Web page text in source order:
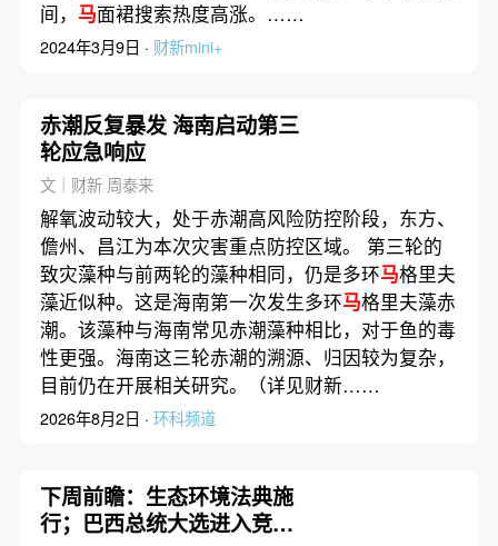
间， 马面裙搜索热度高涨。……
2024年3月9日 · 财新mini+
赤潮反复暴发 海南启动第三
轮应急响应
文｜财新 周泰来
解氧波动较大，处于赤潮高风险防控阶段，东方、
儋州、昌江为本次灾害重点防控区域。 第三轮的
致灾藻种与前两轮的藻种相同，仍是多环马格里夫
藻近似种。这是海南第一次发生多环马格里夫藻赤
潮。该藻种与海南常见赤潮藻种相比，对于鱼的毒
性更强。海南这三轮赤潮的溯源、归因较为复杂，
目前仍在开展相关研究。（详见财新……
2026年8月2日 · 环科频道
下周前瞻：生态环境法典施
行；巴西总统大选进入竞选